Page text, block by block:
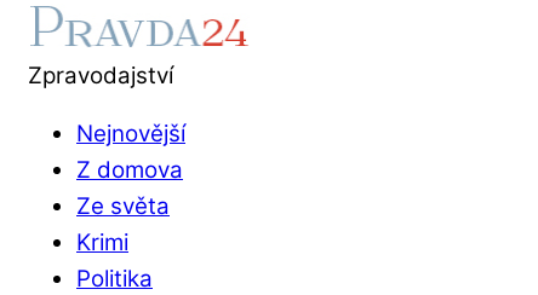
Zpravodajství
Nejnovější
Z domova
Ze světa
Krimi
Politika